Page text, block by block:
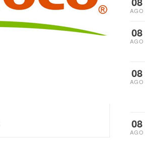
AGO
08
AGO
08
AGO
08
AGO